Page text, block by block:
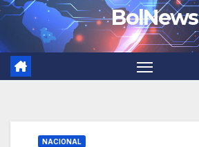
BolNews
NACIONAL